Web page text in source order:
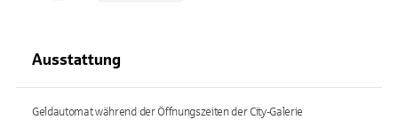
Ausstattung
Geldautomat während der Öffnungszeiten der City-Galerie